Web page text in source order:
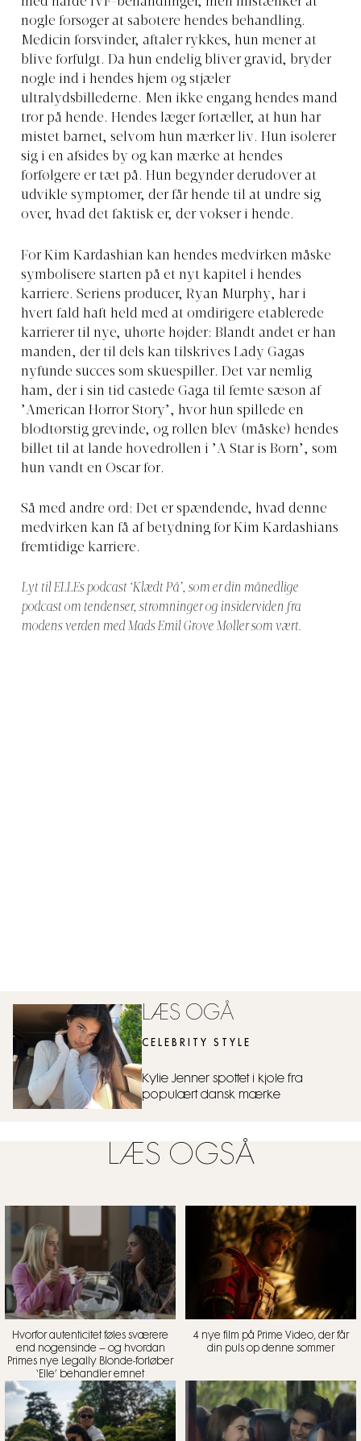
med hårde IVF-behandlinger, men mistænker at
nogle forsøger at sabotere hendes behandling.
Medicin forsvinder, aftaler rykkes, hun mener at
blive forfulgt. Da hun endelig bliver gravid, bryder
nogle ind i hendes hjem og stjæler
ultralydsbillederne. Men ikke engang hendes mand
tror på hende. Hendes læger fortæller, at hun har
mistet barnet, selvom hun mærker liv. Hun isolerer
sig i en afsides by og kan mærke at hendes
forfølgere er tæt på. Hun begynder derudover at
udvikle symptomer, der får hende til at undre sig
over, hvad det faktisk er, der vokser i hende.
For Kim Kardashian kan hendes medvirken måske
symbolisere starten på et nyt kapitel i hendes
karriere. Seriens producer, Ryan Murphy, har i
hvert fald haft held med at omdirigere etablerede
karrierer til nye, uhørte højder: Blandt andet er han
manden, der til dels kan tilskrives Lady Gagas
nyfunde succes som skuespiller. Det var nemlig
ham, der i sin tid castede Gaga til femte sæson af
’American Horror Story’, hvor hun spillede en
blodtørstig grevinde, og rollen blev (måske) hendes
billet til at lande hovedrollen i ’A Star is Born’, som
hun vandt en Oscar for.
Så med andre ord: Det er spændende, hvad denne
medvirken kan få af betydning for Kim Kardashians
fremtidige karriere.
Lyt til ELLEs podcast ‘Klædt På’, som er din månedlige
podcast om tendenser, strømninger og insiderviden fra
modens verden med Mads Emil Grove Møller som vært.
LÆS OGÅ
CELEBRITY STYLE
Kylie Jenner spottet i kjole fra
populært dansk mærke
LÆS OGSÅ
Hvorfor autenticitet føles sværere
end nogensinde – og hvordan
Primes nye Legally Blonde-forløber
‘Elle’ behandler emnet
4 nye film på Prime Video, der får
din puls op denne sommer